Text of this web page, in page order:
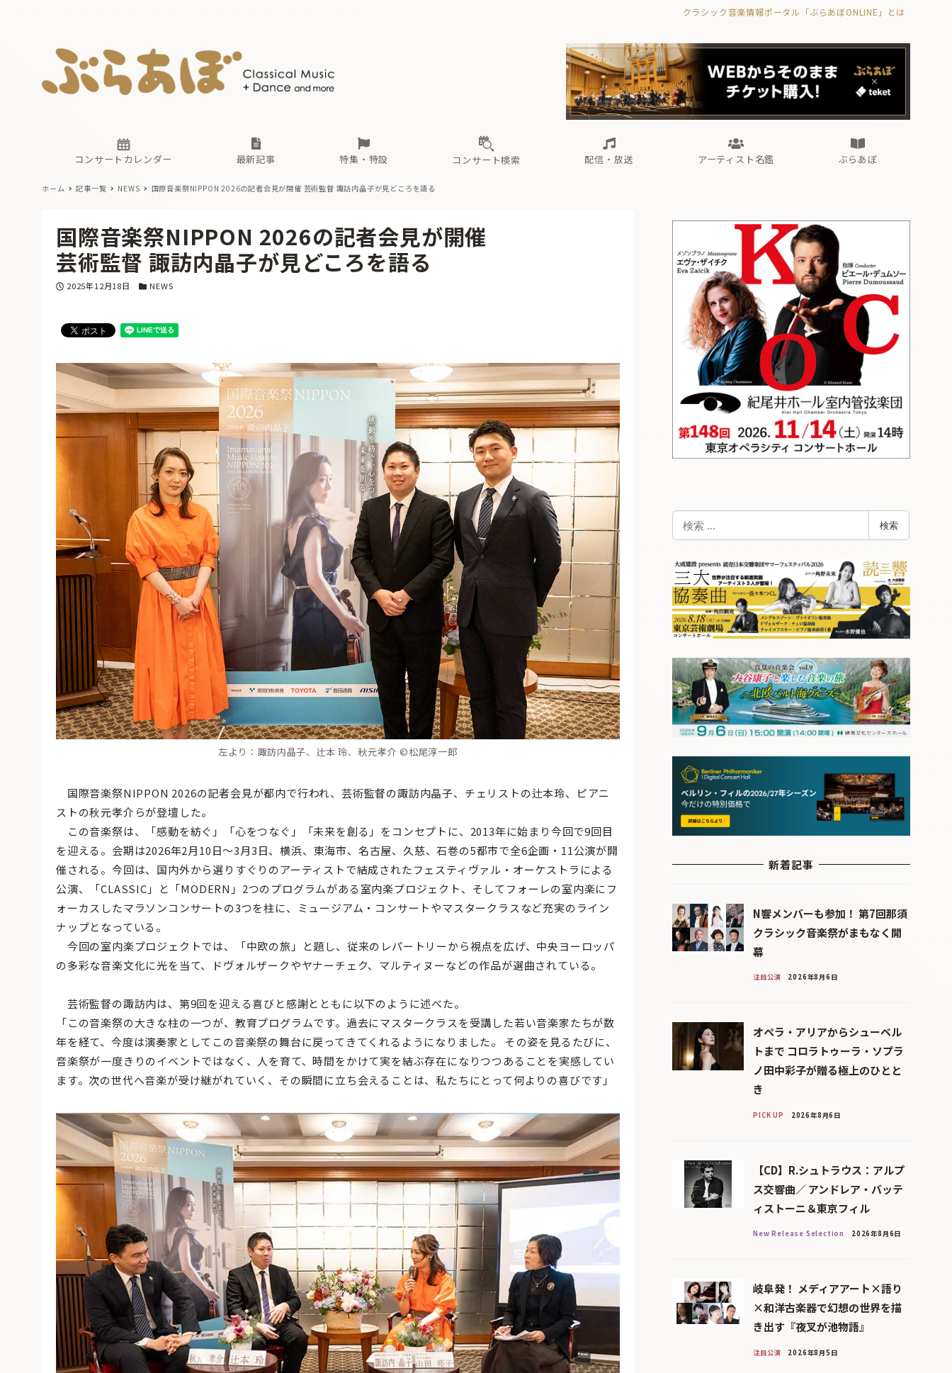
クラシック音楽情報ポータル「ぶらあぼONLINE」とは
コンサートカレンダー 最新記事
古楽とその先と オーケストラの楽屋から ぶらあぼブラス！
フォルテピアノ・オデッセイ
過去の連載
特集・特設
現場のプロが推す！間違いないオーケストラコンサート
コンサート検索 配信・放送
無料ライブ配信スケジュール 有料ライブ配信スケジュール
アーティスト名鑑
あ さ た な は ま
ぶらあぼ
古楽とその先と 海の向こうの音楽家 Aからの眺望 ぶらあぼブラス！
フォルテピアノ・オデッセイ
過去の特集
無料ライブ配信スケジュール
あ か さ
ホーム 記事一覧 NEWS 国際音楽祭NIPPON 2026の記者会見が開催 芸術監督 諏訪内晶子が見どころを語る
国際音楽祭NIPPON 2026の記者会見が開催
芸術監督 諏訪内晶子が見どころを語る
投稿日
2025年12月18日 カテゴリー
NEWS
左より：諏訪内晶子、辻本 玲、秋元孝介 ©️松尾淳一郎
国際音楽祭NIPPON 2026の記者会見が都内で行われ、芸術監督の諏訪内晶子、チェリストの辻本玲、ピアニ
ストの秋元孝介らが登壇した。
この音楽祭は、「感動を紡ぐ」「心をつなぐ」「未来を創る」をコンセプトに、2013年に始まり今回で9回目
を迎える。会期は2026年2月10日〜3月3日、横浜、東海市、名古屋、久慈、石巻の5都市で全6企画・11公演が開
催される。今回は、国内外から選りすぐりのアーティストで結成されたフェスティヴァル・オーケストラによる
公演、「CLASSIC」と「MODERN」2つのプログラムがある室内楽プロジェクト、そしてフォーレの室内楽にフ
ォーカスしたマラソンコンサートの3つを柱に、ミュージアム・コンサートやマスタークラスなど充実のライン
ナップとなっている。
今回の室内楽プロジェクトでは、「中欧の旅」と題し、従来のレパートリーから視点を広げ、中央ヨーロッパ
の多彩な音楽文化に光を当て、ドヴォルザークやヤナーチェク、マルティヌーなどの作品が選曲されている。
芸術監督の諏訪内は、第9回を迎える喜びと感謝とともに以下のように述べた。
「この音楽祭の大きな柱の一つが、教育プログラムです。過去にマスタークラスを受講した若い音楽家たちが数
年を経て、今度は演奏家としてこの音楽祭の舞台に戻ってきてくれるようになりました。 その姿を見るたびに、
音楽祭が一度きりのイベントではなく、人を育て、時間をかけて実を結ぶ存在になりつつあることを実感してい
ます。次の世代へ音楽が受け継がれていく、その瞬間に立ち会えることは、私たちにとって何よりの喜びです」
検
索
検索
新着記事
N響メンバーも参加！ 第7回那須
クラシック音楽祭がまもなく開
幕
注目公演 2026年8月6日
オペラ・アリアからシューベル
トまで コロラトゥーラ・ソプラ
ノ田中彩子が贈る極上のひとと
き
PICK UP 2026年8月6日
【CD】R.シュトラウス：アルプ
ス交響曲／ アンドレア・バッテ
ィストーニ＆東京フィル
New Release Selection 2026年8月6日
岐阜発！ メディアアート×語り
×和洋古楽器で幻想の世界を描
き出す『夜叉が池物語』
注目公演 2026年8月5日